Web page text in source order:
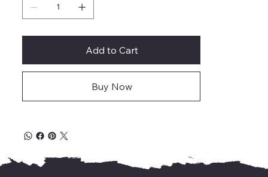
Add to Cart
Buy Now